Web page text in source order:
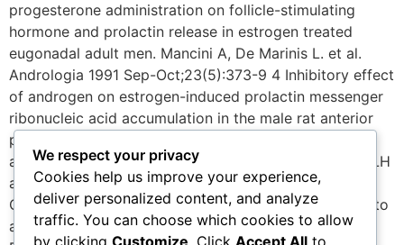
progesterone administration on follicle-stimulating
hormone and prolactin release in estrogen treated
eugonadal adult men. Mancini A, De Marinis L. et al.
Andrologia 1991 Sep-Oct;23(5):373-9 4 Inhibitory effect
of androgen on estrogen-induced prolactin messenger
ribonucleic acid accumulation in the male rat anterior
pituitary. Tong Y et 5 Effects of depot testosterone
administration on serum levels of testosterone, FSH, LH
and prolactin. Ruiz E. et al. J Endocrinol Invest. 1980
Oct-Dec;3(4):385-8. 6 Response of serum hormones to
androgen administration in power athletes. Alen M.
We respect your privacy
Cookies help us improve your experience,
deliver personalized content, and analyze
traffic. You can choose which cookies to allow